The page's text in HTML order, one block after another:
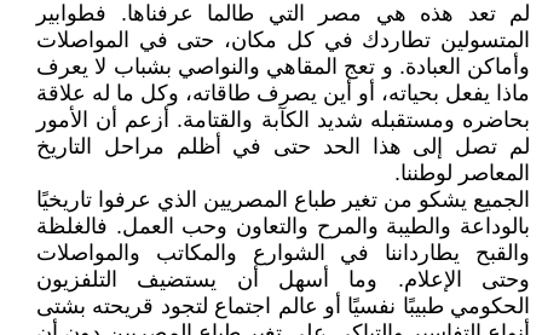
لم تعد هذه هي مصر التي طالما عرفناها. فطوابير
المتسولين تطاردك في كل مكان، حتى في المواصلات
وأماكن العبادة. و تعج المقاهي والنواصي بشباب لا يعرف
ماذا يفعل بحياته، أو أين يصرف طاقاته، وكل ما له علاقة
بحاضره ومستقبله شديد الكآبة والقتامة. أزعم أن الأمور
لم تصل إلى هذا الحد حتى في أظلم مراحل التاريخ
المعاصر لوطننا.
الجميع يشكو من تغير طباع المصريين الذي عرفوا تاريخيًا
بالوداعة والطيبة والمرح والتعاون وحب العمل. فالغلظة
والقبح يطارداننا في الشوارع والمكاتب والمواصلات
وحتى الإعلام. وما أسهل أن يستضيف التلفزيون
الحكومي طبيبًا نفسيًا أو عالم اجتماع لتجود قريحته بشتى